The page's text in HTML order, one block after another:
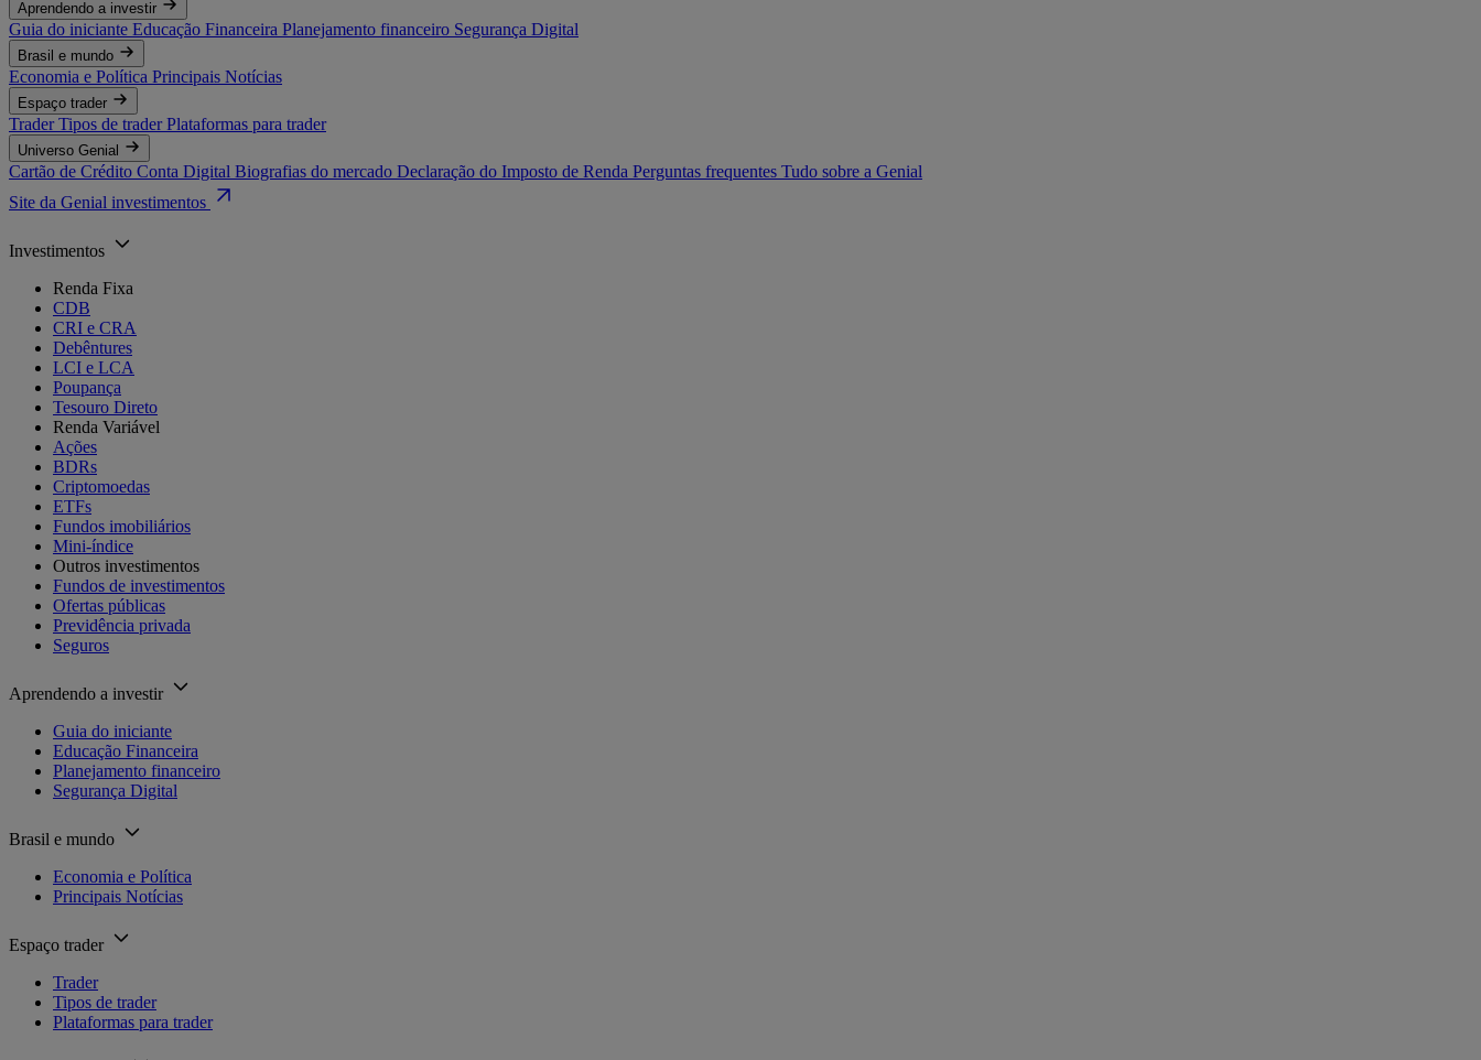
Aprendendo a investir
Guia do iniciante Educação Financeira Planejamento financeiro Segurança Digital
Brasil e mundo
Economia e Política Principais Notícias
Espaço trader
TraderTipos de traderPlataformas para trader
Universo Genial
Cartão de Crédito Conta Digital Biografias do mercado Declaração do Imposto de Renda Perguntas frequentes Tudo sobre a Genial
Site da Genial investimentos
Investimentos
Renda Fixa
CDB
CRI e CRA
Debêntures
LCI e LCA
Poupança
Tesouro Direto
Renda Variável
Ações
BDRs
Criptomoedas
ETFs
Fundos imobiliários
Mini-índice
Outros investimentos
Fundos de investimentos
Ofertas públicas
Previdência privada
Seguros
Aprendendo a investir
Guia do iniciante
Educação Financeira
Planejamento financeiro
Segurança Digital
Brasil e mundo
Economia e Política
Principais Notícias
Espaço trader
Trader
Tipos de trader
Plataformas para trader